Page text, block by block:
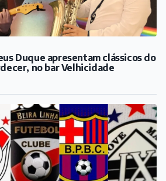
Duque apresentam clássicos do
no bar Velhicidade